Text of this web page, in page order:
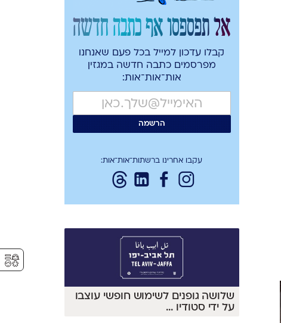
אל תפספסו אף כתבה חדשה
קבלו עדכון למייל בכל פעם שאנחנו
מפרסמים כתבה חדשה במגזין
אות־אות־אות:
עקבו אחרינו ברשתות־אות־אות:
שלושה גופנים לשימוש חופשי עוצבו
על ידי סטודיו
...
⚥︎